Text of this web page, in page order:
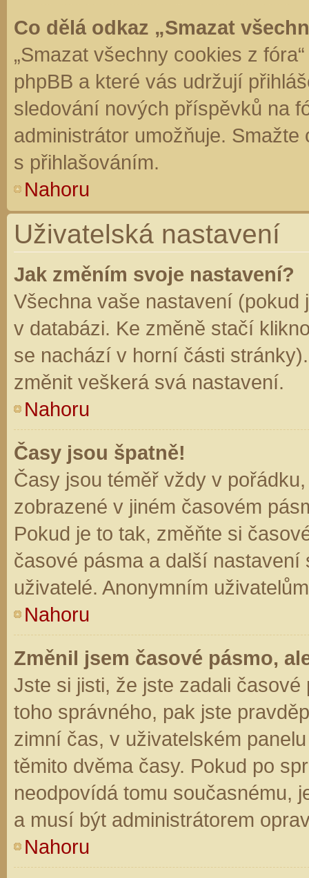
Co dělá odkaz „Smazat
„Smazat všechny cookies z
phpBB a které vás udržují
sledování nových příspěvků na
administrátor umožňuje.
s přihlašováním.
Nahoru
Uživatelská nastavení
Jak změním svoje nastavení?
Všechna vaše nastavení (pokud
v databázi. Ke změně stačí
se nachází v horní části
změnit veškerá svá nastavení.
Nahoru
Časy jsou špatně!
Časy jsou téměř vždy v
zobrazené v jiném časovém
Pokud je to tak, změňte si
časové pásma a další
uživatelé. Anonymním
Nahoru
Změnil jsem časové pásmo,
Jste si jisti, že jste zadali
toho správného, pak jste
zimní čas, v uživatelském
těmito dvěma časy. Pokud po
neodpovídá tomu současnému,
a musí být administrátorem
Nahoru